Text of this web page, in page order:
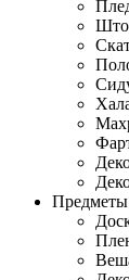
Предметы